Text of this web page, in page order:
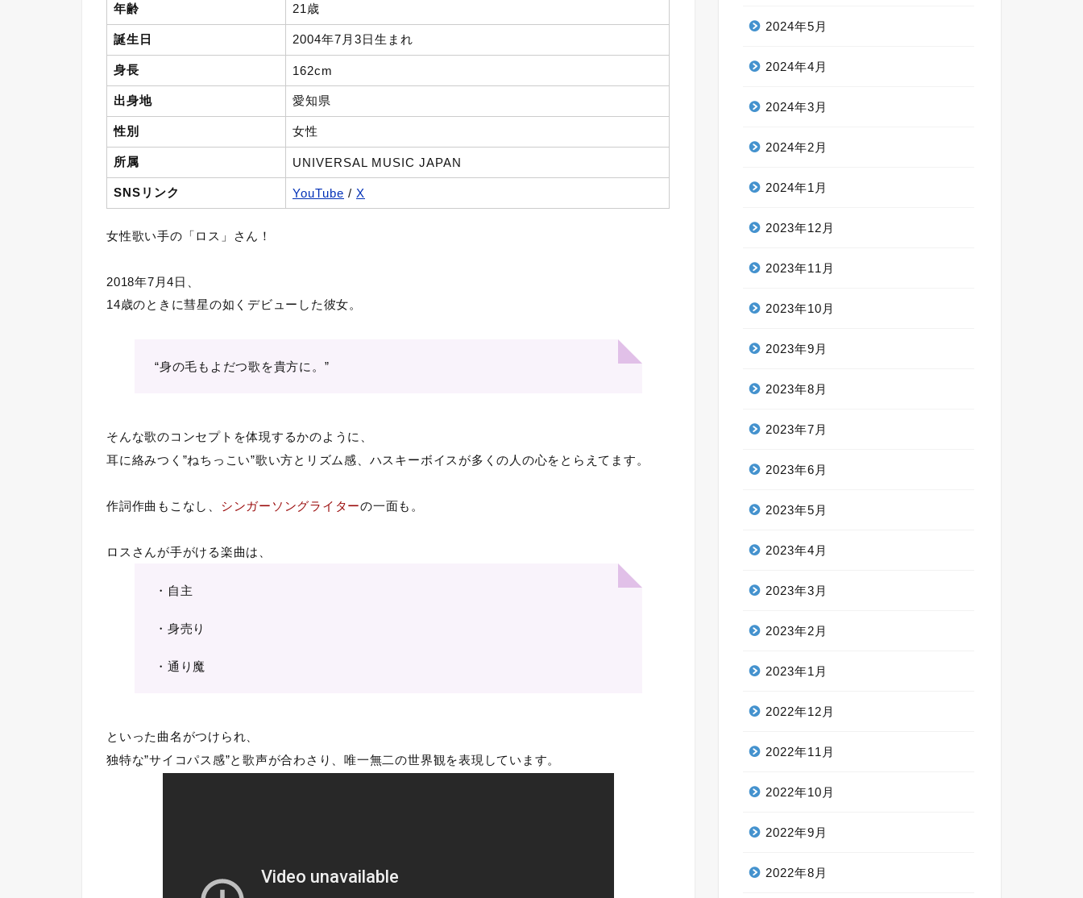
年齢 21歳
誕生日 2004年7月3日生まれ
身長 162cm
出身地 愛知県
性別 女性
所属 UNIVERSAL MUSIC JAPAN
SNSリンク YouTube / X
女性歌い手の「ロス」さん！
2018年7月4日、
14歳のときに彗星の如くデビューした彼女。
“身の毛もよだつ歌を貴方に。”
そんな歌のコンセプトを体現するかのように、
耳に絡みつく”ねちっこい”歌い方とリズム感、ハスキーボイスが多くの人の心をとらえてます。
作詞作曲もこなし、 シンガーソングライターの一面も。
ロスさんが手がける楽曲は、
・自主
・身売り
・通り魔
といった曲名がつけられ、
独特な”サイコパス感”と歌声が合わさり、唯一無二の世界観を表現しています。
2024年5月
2024年4月
2024年3月
2024年2月
2024年1月
2023年12月
2023年11月
2023年10月
2023年9月
2023年8月
2023年7月
2023年6月
2023年5月
2023年4月
2023年3月
2023年2月
2023年1月
2022年12月
2022年11月
2022年10月
2022年9月
2022年8月